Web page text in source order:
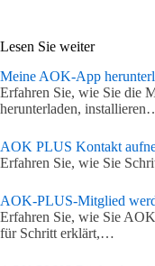
Lesen Sie weiter
Meine AOK-App
Erfahren Sie, wie Sie die
herunterladen,
AOK PLUS Kontakt
Erfahren Sie, wie Sie
AOK-PLUS‑Mitglied
Erfahren Sie, wie Sie
für Schritt erklärt,…